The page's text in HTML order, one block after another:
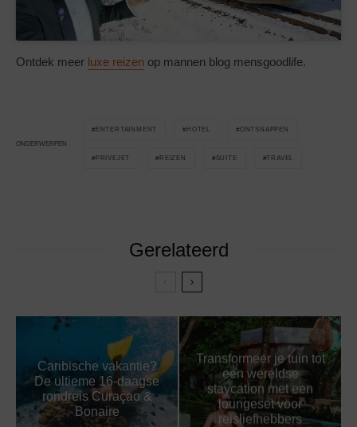
Ontdek meer luxe reizen op mannen blog mensgoodlife.
ONDERWERPEN
ENTERTAINMENT HOTEL ONTSNAPPEN
PRIVEJET REIZEN SUITE TRAVEL
Gerelateerd
Caribische vakantie?
De ultieme 16-daagse
rondreis Curaçao &
Bonaire
Transformeer je tuin tot
een wereldse
staycation met een
loungeset voor
reisliefhebbers